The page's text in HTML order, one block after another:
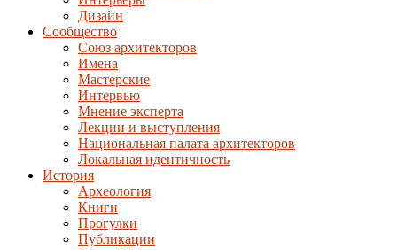
Дизайн
Сообщество
Союз архитекторов
Имена
Мастерские
Интервью
Мнение эксперта
Лекции и выступления
Национальная палата архитекторов
Локальная идентичность
История
Археология
Книги
Прогулки
Публикации